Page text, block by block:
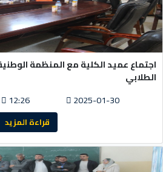
اجتماع عميد الكلية مع المنظمة
الطلابي
2025-01-30
12:26
قراءة المزيد